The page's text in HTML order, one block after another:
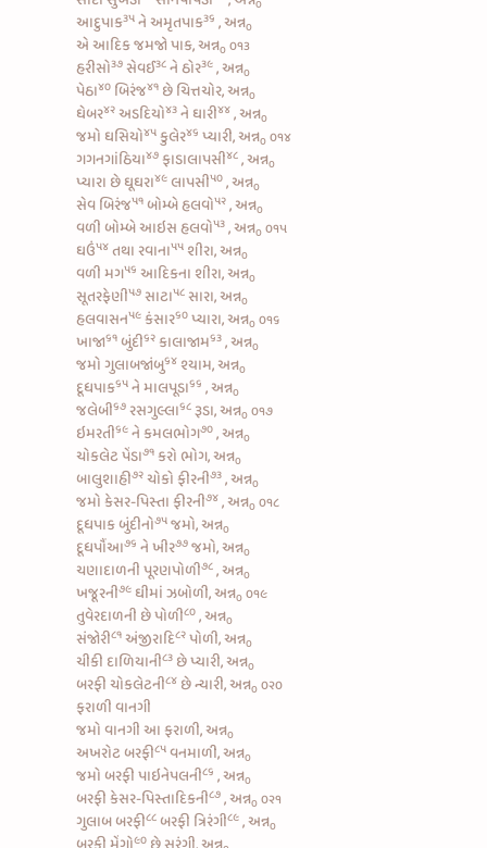
૦
આદુપાક૩૫ નેઅમૃતપાક૩૬ , અન્ન૦
એ આદિક જમજો પાક, અન્ન૦ ૦૧૩
હરીસો૩૭ સેવઈ૩૮ નેઠોર૩૯ , અન્ન૦
પેઠા૪૦ બિરંજ૪૧ છે ચિત્તચોર, અન્ન૦
ઘેબર૪૨ અડદિયો૪૩ ને ઘારી૪૪ , અન્ન૦
જમો ઘસિયો૪૫ કુલેર૪૬ પ્યારી, અન્ન૦ ૦૧૪
ગગનગાંઠિયા૪૭ ફાડાલાપસી૪૮ , અન્ન૦
પ્યારા છેઘૂઘરા૪૯ લાપસી૫૦ , અન્ન૦
સેવ બિરંજ૫૧ બોમ્બે હલવો૫૨ , અન્ન૦
વળી બોમ્બે આઇસ હલવો૫૩ , અન્ન૦ ૦૧૫
ઘઉં૫૪ તથારવાના૫૫ શીરા, અન્ન૦
વળીમગ૫૬ આદિકના શીરા, અન્ન૦
સૂતરફેણી૫૭ સાટા૫૮ સારા, અન્ન૦
હલવાસન૫૯ કંસાર૬૦ પ્યારા, અન્ન૦ ૦૧૬
ખાજા૬૧ બુંદી૬૨ કાલાજામ૬૩ , અન્ન૦
જમોગુલાબજાંબુ૬૪ શ્યામ, અન્ન૦
દૂધપાક૬૫ નેમાલપૂડા૬૬ , અન્ન૦
જલેબી૬૭ રસગુલ્લા૬૮ રૂડા, અન્ન૦ ૦૧૭
ઇમરતી૬૯ ને કમલભોગ૭૦ , અન્ન૦
ચોકલેટ પેંડા૭૧ કરો ભોગ, અન્ન૦
બાલુશાહી૭૨ ચોકો ફીરની૭૩ , અન્ન૦
જમો કેસર-પિસ્તા ફીરની૭૪ , અન્ન૦ ૦૧૮
દૂધપાક બુંદીનો૭૫ જમો, અન્ન૦
દૂધપૌંઆ૭૬ નેખીર૭૭ જમો, અન્ન૦
ચણાદાળની પૂરણપોળી૭૮ , અન્ન૦
ખજૂરની૭૯ ઘીમાં ઝબોળી, અન્ન૦ ૦૧૯
તુવેરદાળની છે પોળી૮૦ , અન્ન૦
સંજોરી૮૧ અંજીરાદિ૮૨ પોળી, અન્ન૦
ચીકી દાળિયાની૮૩ છે પ્યારી, અન્ન૦
બરફી ચોકલેટની૮૪ છે ન્યારી, અન્ન૦ ૦૨૦
ફરાળી વાનગી
જમો વાનગી આ ફરાળી, અન્ન૦
અખરોટ બરફી૮૫ વનમાળી, અન્ન૦
જમો બરફી પાઇનેપલની૮૬ , અન્ન૦
બરફી કેસર-પિસ્તાદિકની૮૭ , અન્ન૦ ૦૨૧
ગુલાબ બરફી૮૮ બરફી ત્રિરંગી૮૯ , અન્ન૦
૯૦